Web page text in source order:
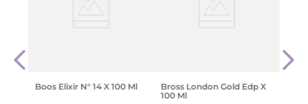
Boos Elixir N° 14 X 100 Ml
Bross London Gold Edp X
100 Ml